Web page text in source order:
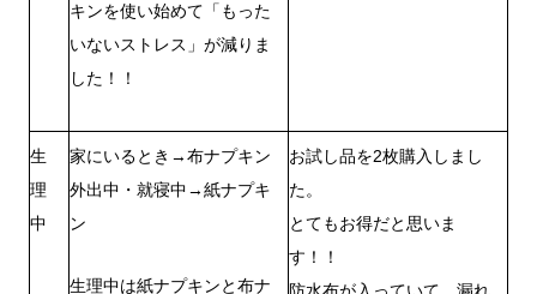
キンを使い始めて「もった
いないストレス」が減りま
した！！
生
理
中
家にいるとき→布ナプキン
外出中・就寝中→紙ナプキ
ン
生理中は紙ナプキンと布ナ
お試し品を2枚購入しまし
た。
とてもお得だと思いま
す！！